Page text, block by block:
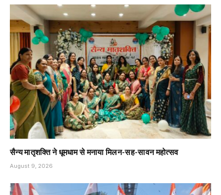
सैन्य मातृशक्ति ने धूमधाम से मनाया मिलन-सह-सावन महोत्सव
August 9, 2026